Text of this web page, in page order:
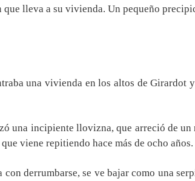
lleva a su vivienda. Un pequeño
una vivienda en los altos de
una incipiente llovizna, que arreció de
viene repitiendo hace más de ocho años.
derrumbarse, se ve bajar como una